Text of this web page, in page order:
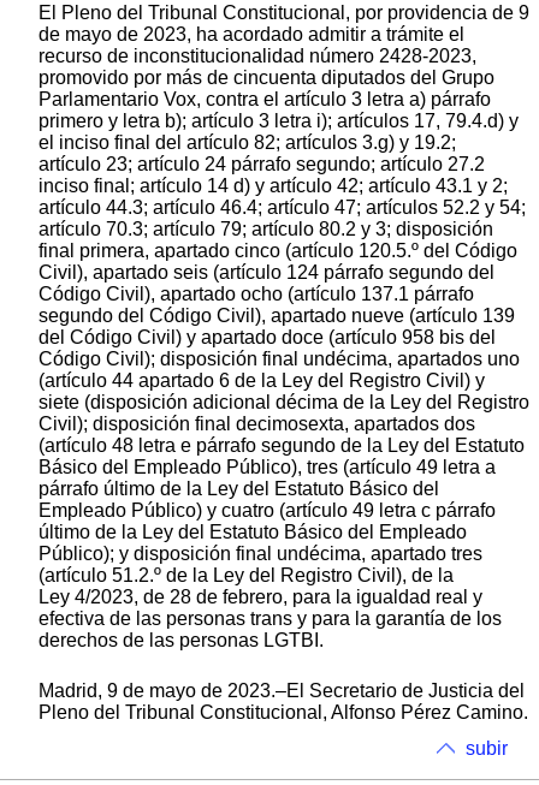
El Pleno del Tribunal Constitucional, por providencia de 9
de mayo de 2023, ha acordado admitir a trámite el
recurso de inconstitucionalidad número 2428-2023,
promovido por más de cincuenta diputados del Grupo
Parlamentario Vox, contra el artículo 3 letra a) párrafo
primero y letra b); artículo 3 letra i); artículos 17, 79.4.d) y
el inciso final del artículo 82; artículos 3.g) y 19.2;
artículo 23; artículo 24 párrafo segundo; artículo 27.2
inciso final; artículo 14 d) y artículo 42; artículo 43.1 y 2;
artículo 44.3; artículo 46.4; artículo 47; artículos 52.2 y 54;
artículo 70.3; artículo 79; artículo 80.2 y 3; disposición
final primera, apartado cinco (artículo 120.5.º del Código
Civil), apartado seis (artículo 124 párrafo segundo del
Código Civil), apartado ocho (artículo 137.1 párrafo
segundo del Código Civil), apartado nueve (artículo 139
del Código Civil) y apartado doce (artículo 958 bis del
Código Civil); disposición final undécima, apartados uno
(artículo 44 apartado 6 de la Ley del Registro Civil) y
siete (disposición adicional décima de la Ley del Registro
Civil); disposición final decimosexta, apartados dos
(artículo 48 letra e párrafo segundo de la Ley del Estatuto
Básico del Empleado Público), tres (artículo 49 letra a
párrafo último de la Ley del Estatuto Básico del
Empleado Público) y cuatro (artículo 49 letra c párrafo
último de la Ley del Estatuto Básico del Empleado
Público); y disposición final undécima, apartado tres
(artículo 51.2.º de la Ley del Registro Civil), de la
Ley 4/2023, de 28 de febrero, para la igualdad real y
efectiva de las personas trans y para la garantía de los
derechos de las personas LGTBI.
Madrid, 9 de mayo de 2023.–El Secretario de Justicia del
Pleno del Tribunal Constitucional, Alfonso Pérez Camino.
subir